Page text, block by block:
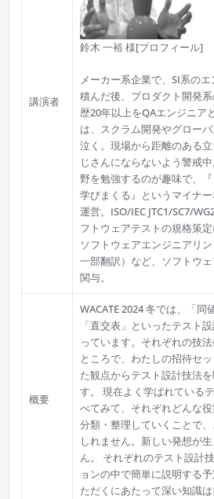
講演者
鈴木 一裕 様[プロフィール]
メーカー系企業で、SI系の
積んだ後、プロダクト開発
歴20年以上をQAエンジニア
は、スクラム開発やグロー
泣く。現場から距離のある
じさんにならないよう警戒
野を勉強するのが趣味で、
学びまくる』というマイナ
運営。ISO/IEC JTC1/SC7/
フトウェアテストの規格策
ソフトウェアエンジニアリン
一部翻訳）など、ソフトウ
関与。
概要
WACATE 2024 冬では、「同
「直交表」といったテスト
っています。それぞれの技
ところで、わたしの招待セ
た観点からテスト設計技法
す。 現在よく学ばれている
べてみて、それぞれどんな
分類・整理していくことで
しれません。新しい発想が
ん。 それぞれのテスト設計
ョンの中で簡単に説明する
ただくにあたって深い知識は